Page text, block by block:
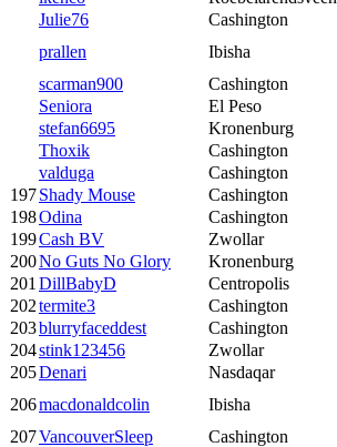
Julie76
Cashington
prallen
Ibisha
scarman900
Cashington
Seniora
El Peso
stefan6695
Kronenburg
Thoxik
Cashington
valduga
Cashington
197Shady Mouse Cashington
198Odina Cashington
199Cash BV Zwollar
200No Guts No Glory Kronenburg
201 DillBabyD Centropolis
202termite3 Cashington
203blurryfaceddest Cashington
204stink123456 Zwollar
205Denari Nasdaqar
206macdonaldcolin Ibisha
207VancouverSleep Cashington